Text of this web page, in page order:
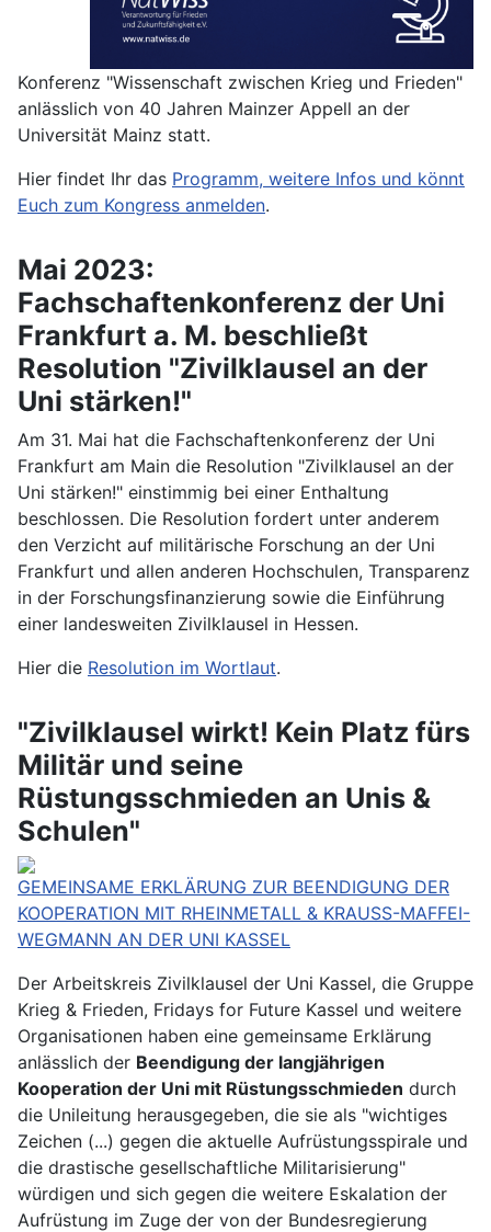
Konferenz "Wissenschaft zwischen Krieg und Frieden"
anlässlich von 40 Jahren Mainzer Appell an der
Universität Mainz statt.
Hier findet Ihr das Programm, weitere Infos und könnt
Euch zum Kongress anmelden.
Mai 2023:
Fachschaftenkonferenz der Uni
Frankfurt a. M. beschließt
Resolution "Zivilklausel an der
Uni stärken!"
Am 31. Mai hat die Fachschaftenkonferenz der Uni
Frankfurt am Main die Resolution "Zivilklausel an der
Uni stärken!" einstimmig bei einer Enthaltung
beschlossen. Die Resolution fordert unter anderem
den Verzicht auf militärische Forschung an der Uni
Frankfurt und allen anderen Hochschulen, Transparenz
in der Forschungsfinanzierung sowie die Einführung
einer landesweiten Zivilklausel in Hessen.
Hier die Resolution im Wortlaut.
"Zivilklausel wirkt! Kein Platz fürs
Militär und seine
Rüstungsschmieden an Unis &
Schulen"
GEMEINSAME ERKLÄRUNG ZUR BEENDIGUNG DER
KOOPERATION MIT RHEINMETALL & KRAUSS-MAFFEI-
WEGMANN AN DER UNI KASSEL
Der Arbeitskreis Zivilklausel der Uni Kassel, die Gruppe
Krieg & Frieden, Fridays for Future Kassel und weitere
Organisationen haben eine gemeinsame Erklärung
anlässlich der Beendigung der langjährigen
Kooperation der Uni mit Rüstungsschmieden durch
die Unileitung herausgegeben, die sie als "wichtiges
Zeichen (...) gegen die aktuelle Aufrüstungsspirale und
die drastische gesellschaftliche Militarisierung"
würdigen und sich gegen die weitere Eskalation der
Aufrüstung im Zuge der von der Bundesregierung